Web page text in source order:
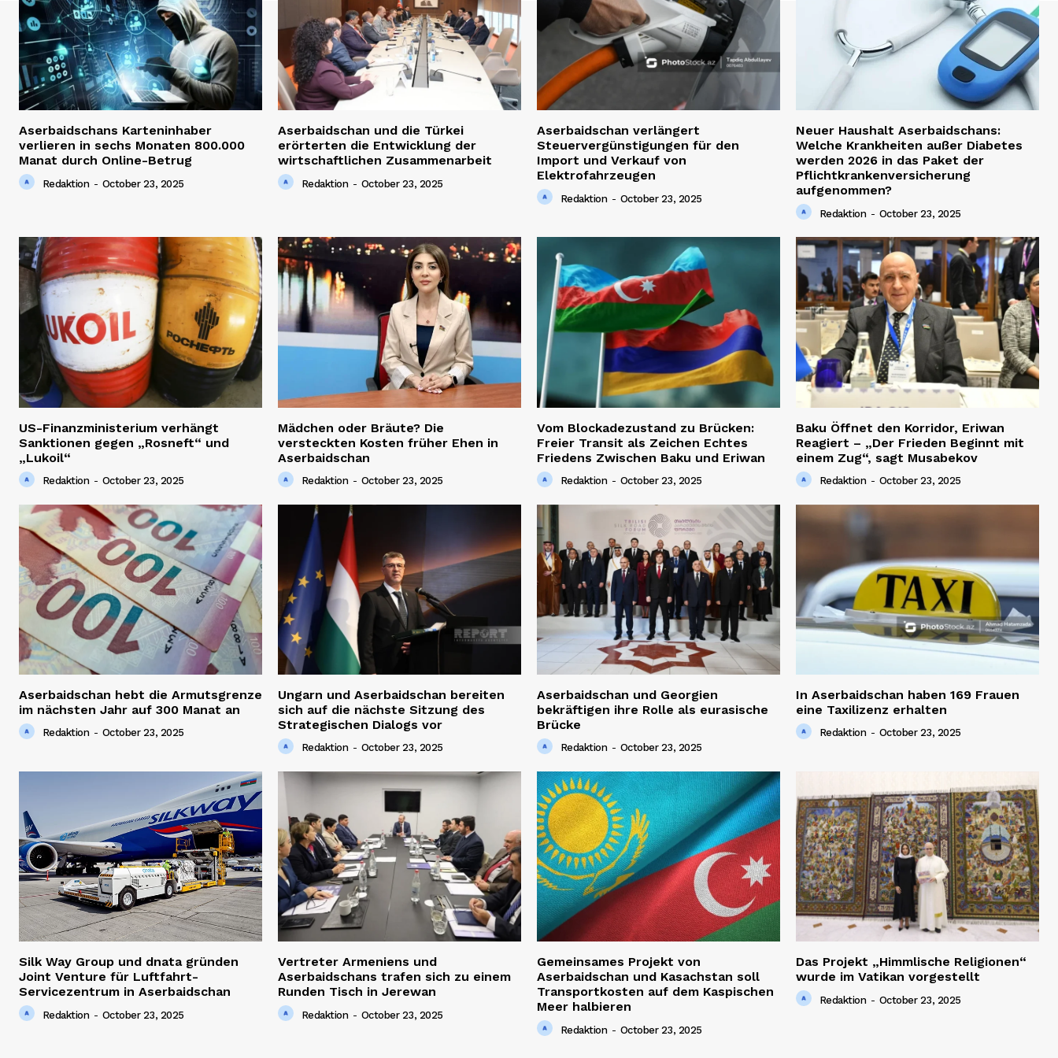
Aserbaidschans Karteninhaber
verlieren in sechs Monaten 800.000
Manat durch Online-Betrug
Redaktion - October 23, 2025
Aserbaidschan und die Türkei
erörterten die Entwicklung der
wirtschaftlichen Zusammenarbeit
Redaktion - October 23, 2025
Aserbaidschan verlängert
Steuervergünstigungen für den
Import und Verkauf von
Elektrofahrzeugen
Redaktion - October 23, 2025
Neuer Haushalt Aserbaidschans:
Welche Krankheiten außer Diabetes
werden 2026 in das Paket der
Pflichtkrankenversicherung
aufgenommen?
Redaktion - October 23, 2025
US-Finanzministerium verhängt
Sanktionen gegen „Rosneft“ und
„Lukoil“
Redaktion - October 23, 2025
Mädchen oder Bräute? Die
versteckten Kosten früher Ehen in
Aserbaidschan
Redaktion - October 23, 2025
Vom Blockadezustand zu Brücken:
Freier Transit als Zeichen Echtes
Friedens Zwischen Baku und Eriwan
Redaktion - October 23, 2025
Baku Öffnet den Korridor, Eriwan
Reagiert – „Der Frieden Beginnt mit
einem Zug“, sagt Musabekov
Redaktion - October 23, 2025
Aserbaidschan hebt die Armutsgrenze
im nächsten Jahr auf 300 Manat an
Redaktion - October 23, 2025
Ungarn und Aserbaidschan bereiten
sich auf die nächste Sitzung des
Strategischen Dialogs vor
Redaktion - October 23, 2025
Aserbaidschan und Georgien
bekräftigen ihre Rolle als eurasische
Brücke
Redaktion - October 23, 2025
In Aserbaidschan haben 169 Frauen
eine Taxilizenz erhalten
Redaktion - October 23, 2025
Silk Way Group und dnata gründen
Joint Venture für Luftfahrt-
Servicezentrum in Aserbaidschan
Redaktion - October 23, 2025
Vertreter Armeniens und
Aserbaidschans trafen sich zu einem
Runden Tisch in Jerewan
Redaktion - October 23, 2025
Gemeinsames Projekt von
Aserbaidschan und Kasachstan soll
Transportkosten auf dem Kaspischen
Meer halbieren
Redaktion - October 23, 2025
Das Projekt „Himmlische Religionen“
wurde im Vatikan vorgestellt
Redaktion - October 23, 2025